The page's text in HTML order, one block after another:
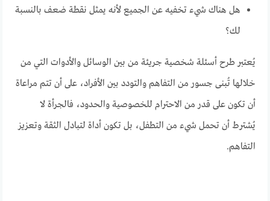
هل هناك شيء تخفيه عن الجميع لأنه يمثل نقطة ضعف بالنسبة
لك؟
يُعتبر طرح أسئلة شخصية جريئة من بين الوسائل والأدوات التي من
خلالها تُبنى جسور من التفاهم والتودد بين الأفراد، على أن تتم مراعاة
أن تكون على قدر من الاحترام للخصوصية والحدود، فالجرأة لا
يُشترط أن تحمل شيء من التطفل، بل تكون أداة لتبادل الثقة وتعزيز
التفاهم.